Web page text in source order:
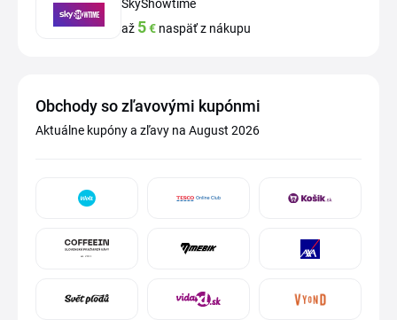
SkyShowtime
až 5€ naspäť z nákupu
Obchody so zľavovými kupónmi
Aktuálne kupóny a zľavy na August 2026